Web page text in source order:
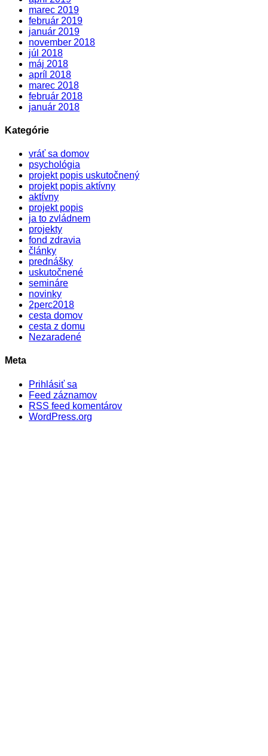
marec 2019
február 2019
január 2019
november 2018
júl 2018
máj 2018
apríl 2018
marec 2018
február 2018
január 2018
Kategórie
vráť sa domov
psychológia
projekt popis uskutočnený
projekt popis aktívny
aktívny
projekt popis
ja to zvládnem
projekty
fond zdravia
články
prednášky
uskutočnené
semináre
novinky
2perc2018
cesta domov
cesta z domu
Nezaradené
Meta
Prihlásiť sa
Feed záznamov
RSS feed komentárov
WordPress.org